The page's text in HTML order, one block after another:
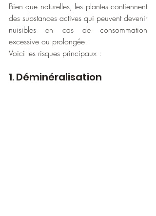
Bien que naturelles, les plantes contiennent
des substances actives qui peuvent devenir
nuisibles en cas de consommation
excessive ou prolongée.
Voici les risques principaux :
1. Déminéralisation